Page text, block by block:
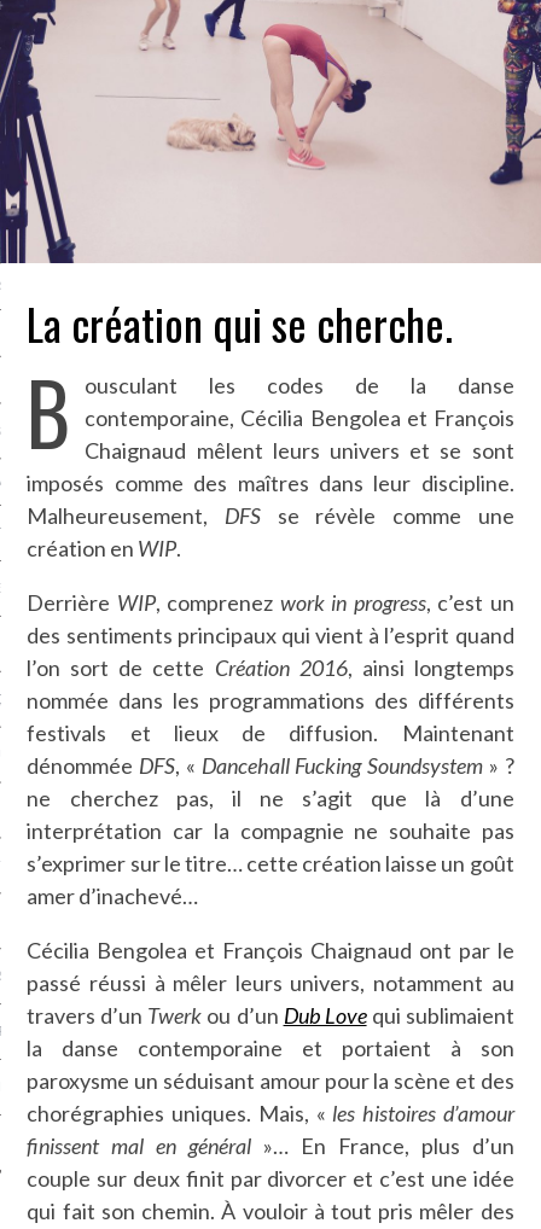
BONHEUR
GUERRE
EN VOD
La création qui se cherche.
B
ousculant les codes de la danse
contemporaine, Cécilia Bengolea et François
Chaignaud mêlent leurs univers et se sont
imposés comme des maîtres dans leur discipline.
Malheureusement, DFS se révèle comme une
création en WIP.
Derrière WIP, comprenez work in progress, c’est un
des sentiments principaux qui vient à l’esprit quand
l’on sort de cette Création 2016, ainsi longtemps
nommée dans les programmations des différents
festivals et lieux de diffusion. Maintenant
dénommée DFS, « Dancehall Fucking Soundsystem » ?
ne cherchez pas, il ne s’agit que là d’une
interprétation car la compagnie ne souhaite pas
s’exprimer sur le titre… cette création laisse un goût
amer d’inachevé…
Cécilia Bengolea et François Chaignaud ont par le
passé réussi à mêler leurs univers, notamment au
travers d’un Twerk ou d’un Dub Lovequi sublimaient
la danse contemporaine et portaient à son
paroxysme un séduisant amour pour la scène et des
chorégraphies uniques. Mais, « les histoires d’amour
finissent mal en général »… En France, plus d’un
couple sur deux finit par divorcer et c’est une idée
qui fait son chemin. À vouloir à tout pris mêler des